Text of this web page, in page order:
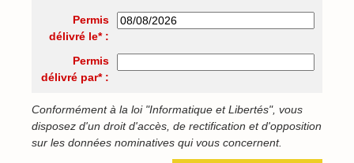
Permis
délivré le* :
Permis
délivré par* :
Conformément à la loi "Informatique et Libertés", vous
disposez d'un droit d'accès, de rectification et d'opposition
sur les données nominatives qui vous concernent.